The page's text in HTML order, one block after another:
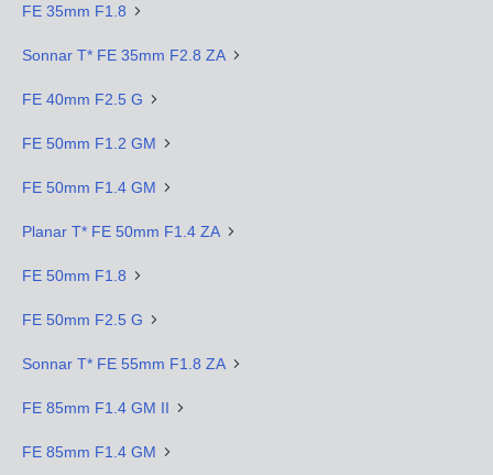
FE 35mm F1.8
Sonnar T* FE 35mm F2.8 ZA
FE 40mm F2.5 G
FE 50mm F1.2 GM
FE 50mm F1.4 GM
Planar T* FE 50mm F1.4 ZA
FE 50mm F1.8
FE 50mm F2.5 G
Sonnar T* FE 55mm F1.8 ZA
FE 85mm F1.4 GM II
FE 85mm F1.4 GM